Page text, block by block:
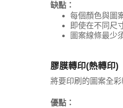
缺點：
每個顏色與圖
即使在不同尺
圖案線條最少
膠膜轉印(熱轉印)
將要印刷的圖案全
優點：